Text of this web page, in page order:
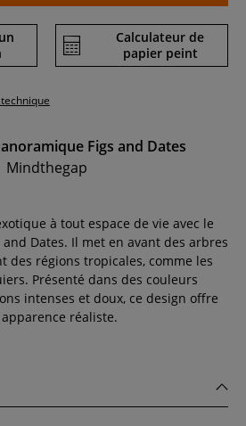
Calculateur de
papier peint
Figs and Dates
Mindthegap
à tout espace de vie avec le
Dates. Il met en avant des arbres
des régions tropicales, comme les
Présenté dans des couleurs
intenses et doux, ce design offre
réaliste.